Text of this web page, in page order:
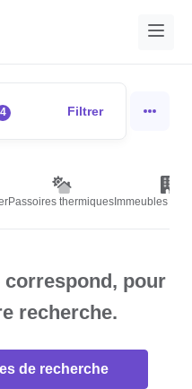
4 Filtrer
Passoires thermiques Immeubles de
correspond, pour
recherche.
de recherche